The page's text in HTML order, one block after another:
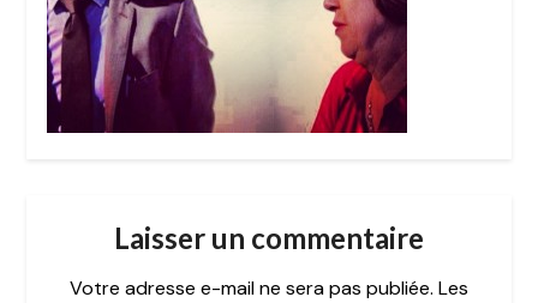
Laisser un commentaire
Votre adresse e-mail ne sera pas publiée. Les